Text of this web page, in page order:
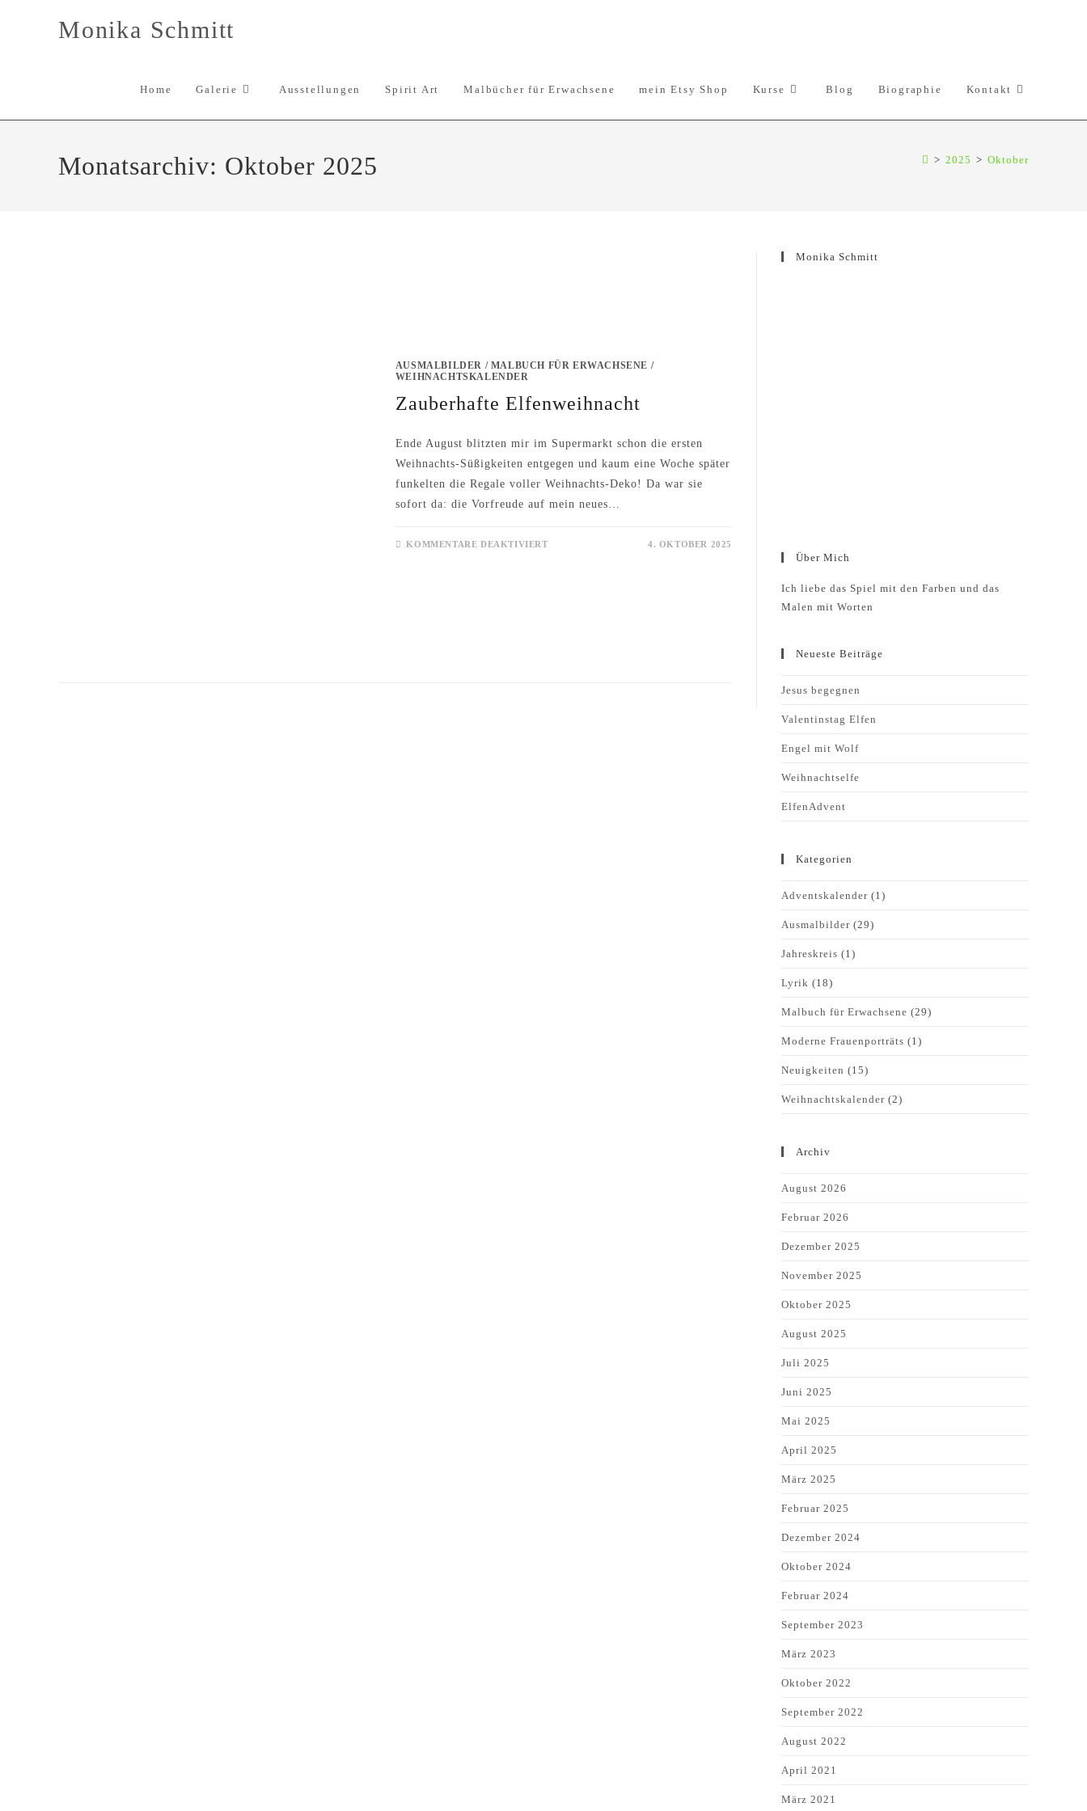
Monika Schmitt
Home Galerie Ausstellungen Spirit Art Malbücher für Erwachsene mein Etsy Shop Kurse Blog Biographie Kontakt
Monatsarchiv: Oktober 2025 > 2025 > Oktober
AUSMALBILDER / MALBUCH FÜR ERWACHSENE /
WEIHNACHTSKALENDER
Zauberhafte Elfenweihnacht
Ende August blitzten mir im Supermarkt schon die ersten
Weihnachts-Süßigkeiten entgegen und kaum eine Woche später
funkelten die Regale voller Weihnachts-Deko! Da war sie
sofort da: die Vorfreude auf mein neues…
KOMMENTARE DEAKTIVIERTFÜR
4. OKTOBER 2025
Monika Schmitt
Über Mich
Ich liebe das Spiel mit den Farben und das
Malen mit Worten
Neueste Beiträge
Jesus begegnen
Valentinstag Elfen
Engel mit Wolf
Weihnachtselfe
ElfenAdvent
Kategorien
Adventskalender (1)
Ausmalbilder (29)
Jahreskreis (1)
Lyrik (18)
Malbuch für Erwachsene (29)
Moderne Frauenporträts (1)
Neuigkeiten (15)
Weihnachtskalender (2)
Archiv
August 2026
Februar 2026
Dezember 2025
November 2025
Oktober 2025
August 2025
Juli 2025
Juni 2025
Mai 2025
April 2025
März 2025
Februar 2025
Dezember 2024
Oktober 2024
Februar 2024
September 2023
März 2023
Oktober 2022
September 2022
August 2022
April 2021
März 2021